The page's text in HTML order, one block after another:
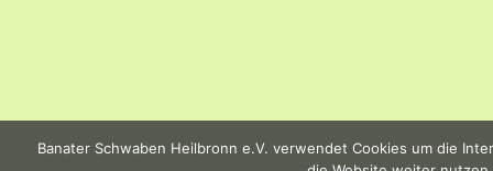
Banater Schwaben Heilbronn e.V. verwendet Cookies um die